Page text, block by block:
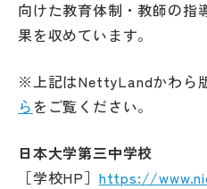
向けた教育体制・教師の指
果を収めています。
※上記はNettyLandかわら
ら をご覧ください。
日本大学第三中学校
［学校HP］ https://